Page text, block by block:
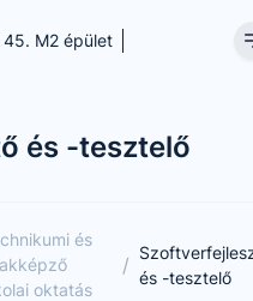
M2 épület
és -tesztelő
és
oktatás
/
és -tesztelő